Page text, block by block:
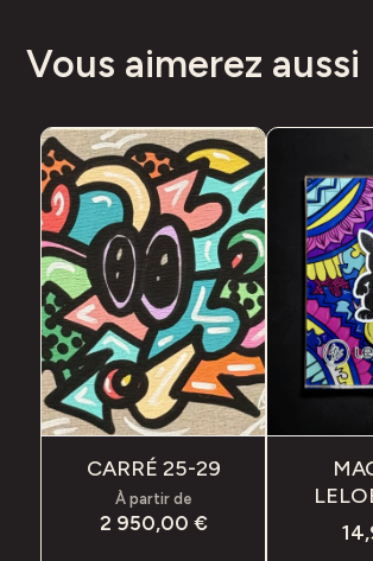
Vous aimerez aussi
CARRÉ 25-29
À partir de
2 950,00 €